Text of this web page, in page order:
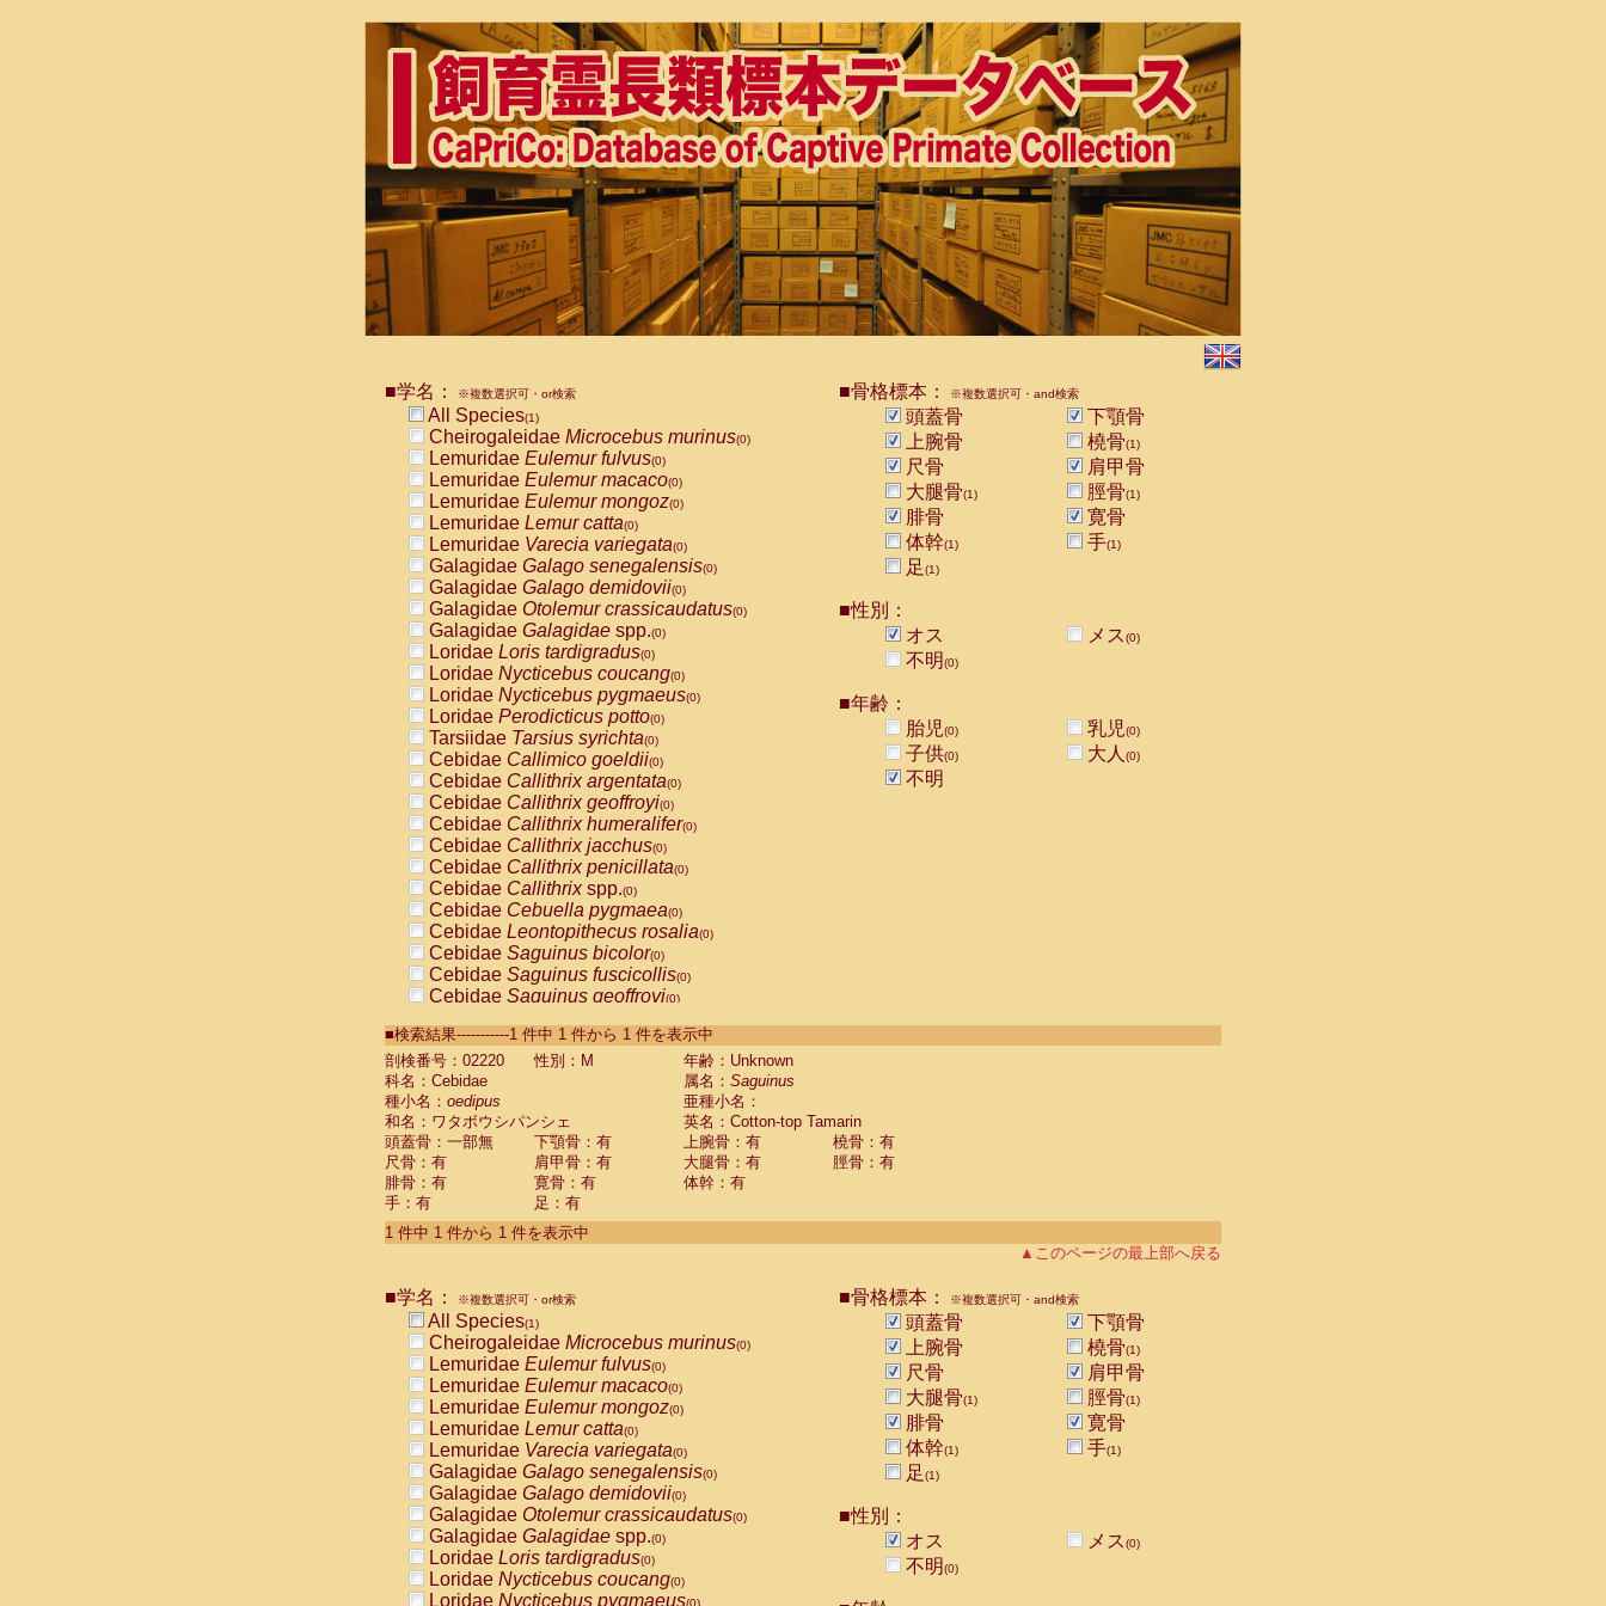
■学名： ※複数選択可・or検索
All Species(1)
Cheirogaleidae Microcebus murinus(0)
Lemuridae Eulemur fulvus(0)
Lemuridae Eulemur macaco(0)
Lemuridae Eulemur mongoz(0)
Lemuridae Lemur catta(0)
Lemuridae Varecia variegata(0)
Galagidae Galago senegalensis(0)
Galagidae Galago demidovii(0)
Galagidae Otolemur crassicaudatus(0)
Galagidae Galagidae spp.(0)
Loridae Loris tardigradus(0)
Loridae Nycticebus coucang(0)
Loridae Nycticebus pygmaeus(0)
Loridae Perodicticus potto(0)
Tarsiidae Tarsius syrichta(0)
Cebidae Callimico goeldii(0)
Cebidae Callithrix argentata(0)
Cebidae Callithrix geoffroyi(0)
Cebidae Callithrix humeralifer(0)
Cebidae Callithrix jacchus(0)
Cebidae Callithrix penicillata(0)
Cebidae Callithrixspp.(0)
Cebidae Cebuella pygmaea(0)
Cebidae Leontopithecus rosalia(0)
Cebidae Saguinus bicolor(0)
Cebidae Saguinus fuscicollis(0)
Cebidae Saguinus geoffroyi(0)
CebidaeSaguinus labiatus(0)
Cebidae Saguinus leucopus (0)
Cebidae
Cebidae
CebidaeSaguinus nigricollis (0)
Cebidae Saguinus oedipus
Cebidae Saguinus weddelli
Cebidae Saguinusspp.
Cebidae Aotus trivirgatus
Cebidae Cebus albifrons
CebidaeCebus nigrivittatus
CebidaeCebus
CebidaeSaimiri boliviensis(0)
CebidaeSaimiri sciureus(0)
AtelidaeAlouatta caraya(0)
AtelidaeAlouatta fusca(0)
AtelidaeAlouatta seniculus
AtelidaeAlouattaspp.(0)
AtelidaeAteles belzebuth(0)
AtelidaeAteles geoffroyi(0)
AtelidaeAteles paniscus(0)
AtelidaeAtelesspp.(0)
Atelidae Lagothrix lagothricha
AtelidaeLagothrix lagothricha cana
PitheciidaeCacajao calvus rubicundus
■骨格標本： ※複数選択可・and検索
頭蓋骨
下顎骨
上腕骨
橈骨(1)
尺骨
肩甲骨
大腿骨(1) 脛骨(1)
腓骨
寛骨
体幹(1) 手(1)
足(1)
■性別：
オス
メス(0)
不明(0)
■年齢：
胎児(0) 乳児(0)
子供(0) 大人 (0)
不明
■検索結果-----------1 件中 1 件から 1 件を表示中
剖検番号：02220
性別：M
年齢：Unknown
科名：Cebidae
属名： Saguinus
種小名： oedipus
亜種小名：
和名：ワタボウシパンシェ
英名：Cotton-top Tamarin
頭蓋骨：一部無
下顎骨：有 上腕骨：有
橈骨：有
尺骨：有
肩甲骨：有 大腿骨：有
脛骨：有
腓骨：有
寛骨：有
体幹：有
手：有
足：有
1 件中 1 件から 1 件を表示中
▲このページの最上部へ戻る
■学名： ※複数選択可・or検索
All Species(1)
Cheirogaleidae Microcebus murinus(0)
Lemuridae Eulemur fulvus(0)
Lemuridae Eulemur macaco(0)
Lemuridae Eulemur mongoz(0)
Lemuridae Lemur catta(0)
Lemuridae Varecia variegata(0)
Galagidae Galago senegalensis(0)
Galagidae Galago demidovii(0)
Galagidae Otolemur crassicaudatus(0)
Galagidae Galagidae spp.(0)
Loridae Loris tardigradus(0)
Loridae Nycticebus coucang(0)
Loridae Nycticebus pygmaeus(0)
■骨格標本： ※複数選択可・and検索
頭蓋骨
下顎骨
上腕骨
橈骨(1)
尺骨
肩甲骨
大腿骨(1) 脛骨(1)
腓骨
寛骨
体幹(1) 手(1)
足(1)
■性別：
オス
メス(0)
不明(0)